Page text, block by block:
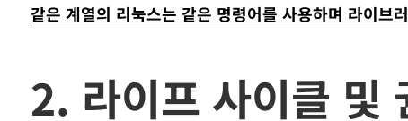
같은 계열의 리눅스는 같은 명령어를 사용하며 라이브
2. 라이프 사이클 및